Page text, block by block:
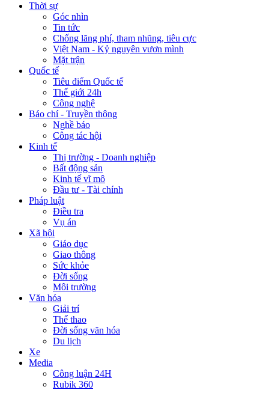
Thời sự
Góc nhìn
Tin tức
Chống lãng phí, tham nhũng, tiêu cực
Việt Nam - Kỷ nguyên vươn mình
Mặt trận
Quốc tế
Tiêu điểm Quốc tế
Thế giới 24h
Công nghệ
Báo chí - Truyền thông
Nghề báo
Công tác hội
Kinh tế
Thị trường - Doanh nghiệp
Bất động sản
Kinh tế vĩ mô
Đầu tư - Tài chính
Pháp luật
Điều tra
Vụ án
Xã hội
Giáo dục
Giao thông
Sức khỏe
Đời sống
Môi trường
Văn hóa
Giải trí
Thể thao
Đời sống văn hóa
Du lịch
Xe
Media
Công luận 24H
Rubik 360